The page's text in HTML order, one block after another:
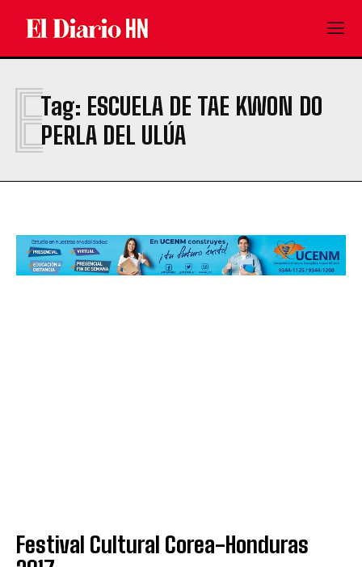
Tag: ESCUELA DE TAE KWON DO
PERLA DEL ULÚA
E
Festival Cultural Corea-Honduras